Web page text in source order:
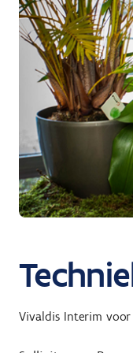
Vivaldis Interim